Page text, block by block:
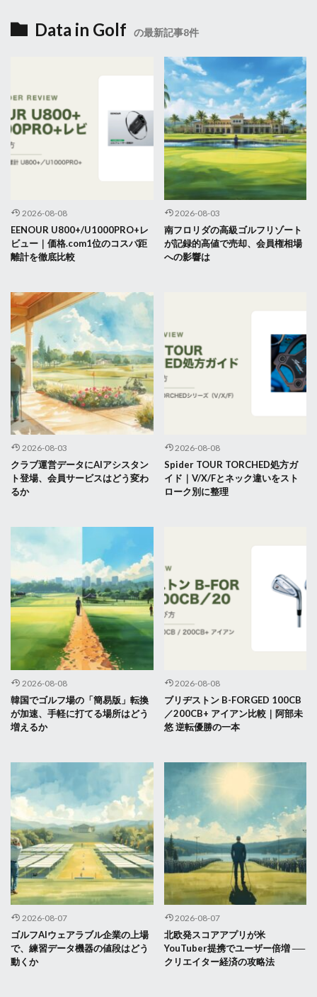
Data in Golf の最新記事8件
2026-08-08
EENOUR U800+/U1000PRO+レ
ビュー｜価格.com1位のコスパ距
離計を徹底比較
2026-08-03
南フロリダの高級ゴルフリゾート
が記録的高値で売却、会員権相場
への影響は
2026-08-03
クラブ運営データにAIアシスタン
ト登場、会員サービスはどう変わ
るか
2026-08-08
Spider TOUR TORCHED処方ガ
イド｜V/X/Fとネック違いをスト
ローク別に整理
2026-08-08
韓国でゴルフ場の「簡易版」転換
が加速、手軽に打てる場所はどう
増えるか
2026-08-08
ブリヂストン B-FORGED 100CB
／200CB+ アイアン比較｜阿部未
悠 逆転優勝の一本
2026-08-07
ゴルフAIウェアラブル企業の上場
で、練習データ機器の値段はどう
動くか
2026-08-07
北欧発スコアアプリが米
YouTuber提携でユーザー倍増 ──
クリエイター経済の攻略法